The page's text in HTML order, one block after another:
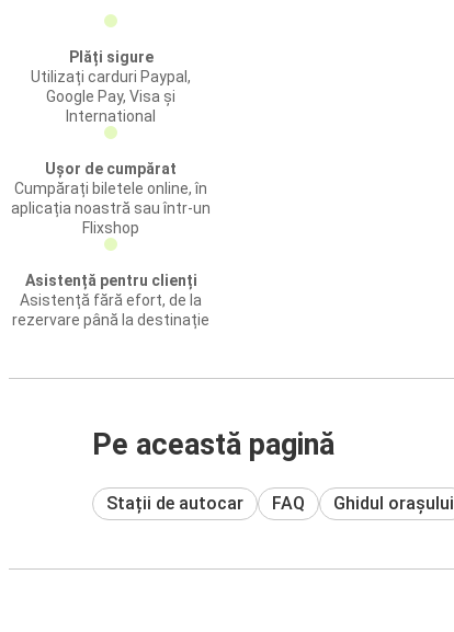
Plăți sigure
Utilizați carduri Paypal,
Google Pay, Visa și
International
Ușor de cumpărat
Cumpărați biletele online, în
aplicația noastră sau într-un
Flixshop
Asistență pentru clienți
Asistență fără efort, de la
rezervare până la destinație
Pe această pagină
Stații de autocar FAQ Ghidul orașului